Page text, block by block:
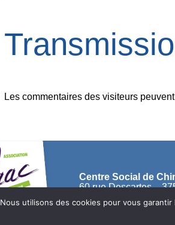
Les commentaires des visiteurs
Centre Social de
60 rue Descartes –
02 47 93 10 48
Nous utilisons des cookies pour vous